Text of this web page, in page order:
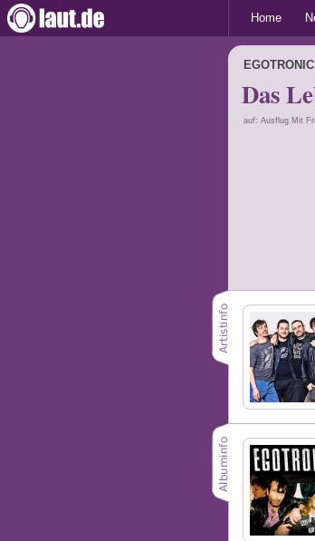
Home
EGOTRONIC
Das
auf: Ausflug Mit